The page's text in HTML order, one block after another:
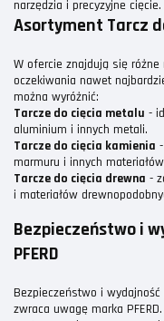
narzędzia i precyzyjne cięcie.
Asortyment Tarcz
W ofercie znajdują się różne
oczekiwania nawet
można wyróżnić:
Tarcze do cięcia metalu -
aluminium i innych metali.
Tarcze do cięcia kamienia
marmuru i innych
Tarcze do cięcia drewna -
i materiałów
Bezpieczeństwo i
PFERD
Bezpieczeństwo i
zwraca uwagę marka